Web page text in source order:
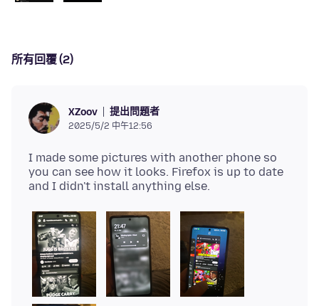
所有回覆 (2)
XZoov 提出問題者
2025/5/2 中午12:56
I made some pictures with another phone so
you can see how it looks. Firefox is up to date